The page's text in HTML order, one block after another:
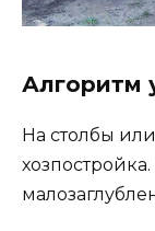
Алгоритм
На столбы